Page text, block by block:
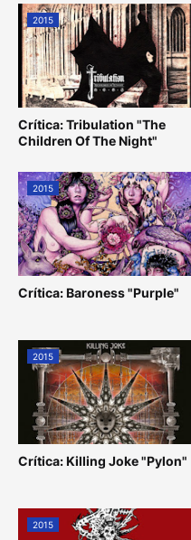
2015
Crítica: Tribulation "The
Children Of The Night"
2015
Crítica: Baroness "Purple"
2015
Crítica: Killing Joke "Pylon"
2015